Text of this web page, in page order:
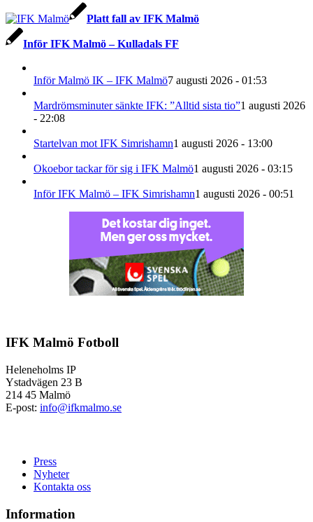
Platt fall av IFK Malmö
Inför IFK Malmö – Kulladals FF
Inför Malmö IK – IFK Malmö7 augusti 2026 - 01:53
Mardrömsminuter sänkte IFK: ”Alltid sista tio”1 augusti 2026
- 22:08
Startelvan mot IFK Simrishamn1 augusti 2026 - 13:00
Okoebor tackar för sig i IFK Malmö1 augusti 2026 - 03:15
Inför IFK Malmö – IFK Simrishamn1 augusti 2026 - 00:51
IFK Malmö Fotboll
Heleneholms IP
Ystadvägen 23 B
214 45 Malmö
E-post: info@ifkmalmo.se
Press
Nyheter
Kontakta oss
Information